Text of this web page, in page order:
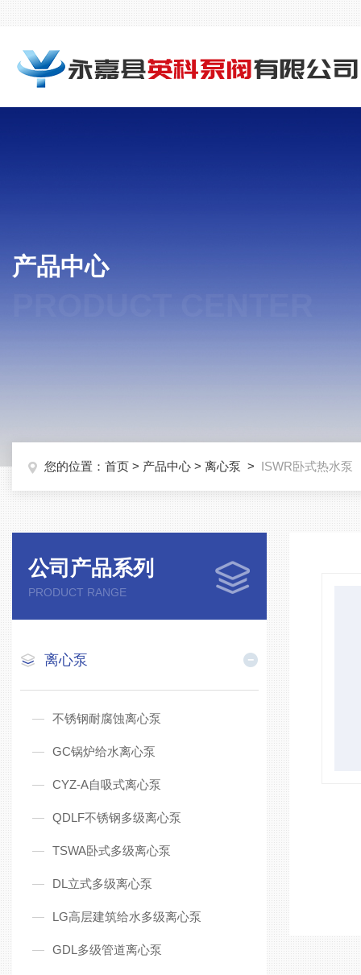
产品中心
您的位置： 首页 > 产品中心 > 离心泵 > ISWR卧式热水泵
公司产品系列
PRODUCT RANGE
离心泵
不锈钢耐腐蚀离心泵
GC锅炉给水离心泵
CYZ-A自吸式离心泵
QDLF不锈钢多级离心泵
TSWA卧式多级离心泵
DL立式多级离心泵
LG高层建筑给水多级离心泵
GDL多级管道离心泵